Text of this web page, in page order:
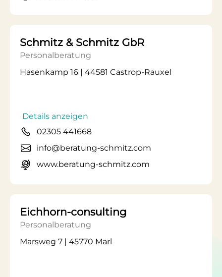
Schmitz & Schmitz GbR
Personalberatung
Hasenkamp 16 | 44581 Castrop-Rauxel
Details anzeigen
02305 441668
info@beratung-schmitz.com
www.beratung-schmitz.com
Eichhorn-consulting
Personalberatung
Marsweg 7 | 45770 Marl